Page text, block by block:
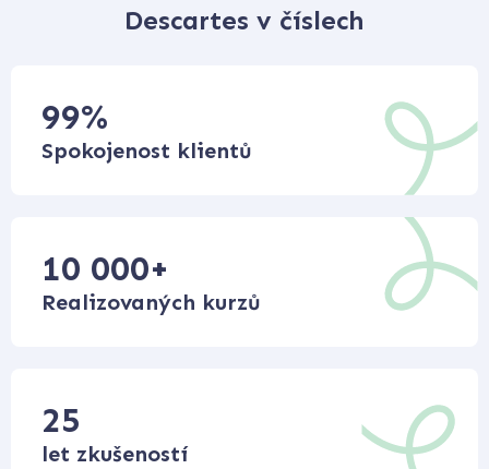
Descartes v číslech
99%
Spokojenost klientů
10 000+
Realizovaných kurzů
25
let zkušeností